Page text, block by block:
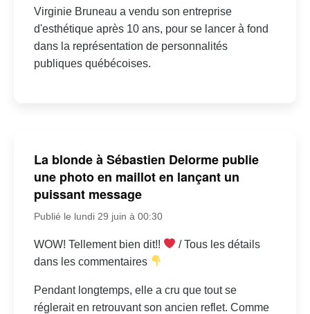
Virginie Bruneau a vendu son entreprise
d'esthétique après 10 ans, pour se lancer à fond
dans la représentation de personnalités
publiques québécoises.
La blonde à Sébastien Delorme publie
une photo en maillot en lançant un
puissant message
Publié le lundi 29 juin à 00:30
WOW! Tellement bien dit!!
/ Tous les détails
dans les commentaires
Pendant longtemps, elle a cru que tout se
réglerait en retrouvant son ancien reflet. Comme